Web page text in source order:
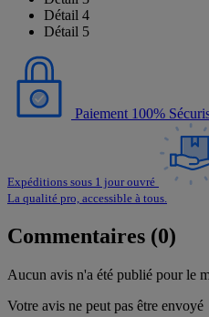
Détail 4
Détail 5
Paiement 100%
Expéditions sous 1 jour ouvré
La qualité pro, accessible à tous.
Commentaires (0)
Aucun avis n'a été publié pour le
Votre avis ne peut pas être envoyé